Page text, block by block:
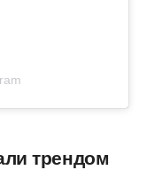
трендом